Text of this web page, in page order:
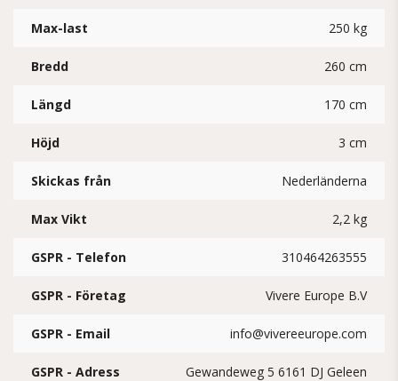
Max-last 250 kg
Bredd 260 cm
Längd 170 cm
Höjd 3 cm
Skickas från Nederländerna
Max Vikt 2,2 kg
GSPR - Telefon 310464263555
GSPR - Företag Vivere Europe B.V
GSPR - Email info@vivereeurope.com
GSPR - Adress
Gewandeweg 5 6161 DJ Geleen